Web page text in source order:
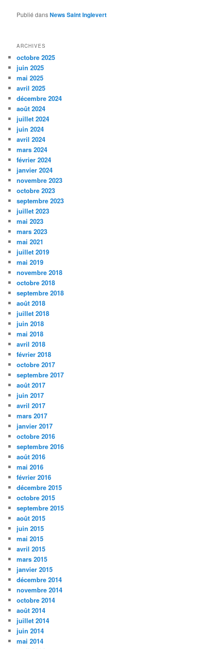
Publié dansNews Saint Inglevert
ARCHIVES
octobre 2025
juin 2025
mai 2025
avril 2025
décembre 2024
août 2024
juillet 2024
juin 2024
avril 2024
mars 2024
février 2024
janvier 2024
novembre 2023
octobre 2023
septembre 2023
juillet 2023
mai 2023
mars 2023
mai 2021
juillet 2019
mai 2019
novembre 2018
octobre 2018
septembre 2018
août 2018
juillet 2018
juin 2018
mai 2018
avril 2018
février 2018
octobre 2017
septembre 2017
août 2017
juin 2017
avril 2017
mars 2017
janvier 2017
octobre 2016
septembre 2016
août 2016
mai 2016
février 2016
décembre 2015
octobre 2015
septembre 2015
août 2015
juin 2015
mai 2015
avril 2015
mars 2015
janvier 2015
décembre 2014
novembre 2014
octobre 2014
août 2014
juillet 2014
juin 2014
mai 2014